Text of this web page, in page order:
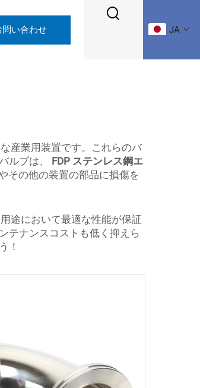
問い合わせ JA
産業用装置です。これらのバ
ルブは、 FDP ステンレス鋼エ
その他の装置の部品に損傷を
途において最適な性能が保証
テナンスコストも低く抑えら
！